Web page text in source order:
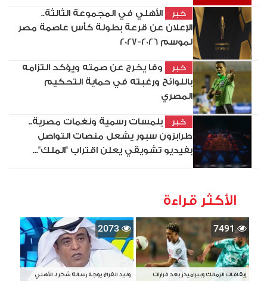
خبر
الأهلي في المجموعة الثالثة..
الإعلان عن قرعة بطولة كأس عاصمة مصر
لموسم 2026-2027
خبر
وفا يخرج عن صمته ويؤكد التزامه
باللوائح ورغبته في حماية التحكيم
المصري
خبر
بلمسات رسمية ونغمات مصرية..
طرابزون سبور يشعل منصات التواصل
بفيديو تشويقي يعلن اقتراب "الملك"...
الأكثر قراءة
7491
إيقافات الزمالك وبيراميدز بعد قرارات
2073
وليد الفراج يوجه رسالة شكر لـ الأهلي